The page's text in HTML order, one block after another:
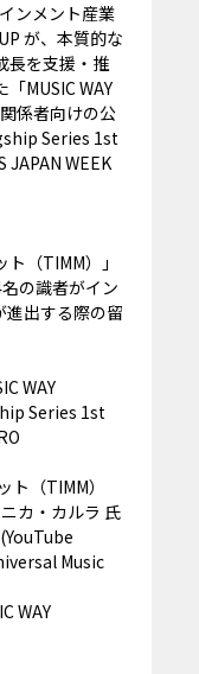
ンメント産業
が、本質的な
長を支援・推
MUSIC WAY
係者向けの公
Series 1st
JAPAN WEEK
（TIMM）」
の識者がイン
進出する際の留
WAY
Series 1st
ト（TIMM）
カ・カルラ 氏
Music
WAY